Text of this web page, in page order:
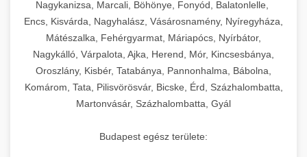
Ipari sütők és gőzpárolók katalógusa -
chef-iparikonyhagepek.hu
berendezések
használatot, miközben megfelel az összes
higiéniai előírásnak.
Ipari hűtőberendezések széles
választéka - chef-iparikonyhagepek.hu
kereskedelmi hűtőegység és hűtőkamra rendszerek
hőmérsékletet és vízminőséget figyelő
rendszerekkel, valamint energiatakarékos
technológiával rendelkeznek. A rozsdamentes
acél konstrukció és a könnyen hozzáférhető
karbantartási pontok biztosítják a hosszú
élettartamot és az egyszerű üzemeltetést.
Ipari mosogatógépek teljes kínálata -
tisztíthatók, szétszerelhetők és karbantarthatók,
megfelelnek az összes élelmiszer-biztonsági
előírásnak. Különböző teljesítményű modellek
állnak rendelkezésre asztali és állványos
kivitelben, az egyedi igények és a
feldolgozandó mennyiségek függvényében.
Biztonságos kezelést biztosító védőburkolatok
számára.
berendezést magában foglal, amely szükséges
egy modern, hatékonyan működő
kereskedelmi konyha komplett felszereléséhez
és működtetéséhez. Az alapvető
főzőberendezésektől (tűzhelyek, sütők,
grillsütők, frittőzök) kezdve a speciális
feldolgozógépeken (szeletelők, aprítók,
Nagykanizsa, Marcali, Böhönye, Fonyód, Balatonlelle,
Encs, Kisvárda, Nagyhalász, Vásárosnamény, Nyíregyháza,
Mátészalka, Fehérgyarmat, Máriapócs, Nyírbátor,
Nagykálló, Várpalota, Ajka, Herend, Mór, Kincsesbánya,
Oroszlány, Kisbér, Tatabánya, Pannonhalma, Bábolna,
Komárom, Tata, Pilisvörösvár, Bicske, Érd, Százhalombatta,
Martonvásár, Százhalombatta, Gyál
Budapest egész területe: